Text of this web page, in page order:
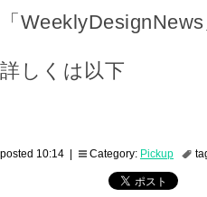
「
詳しくは以下
posted 10:14 | Category: Pickup